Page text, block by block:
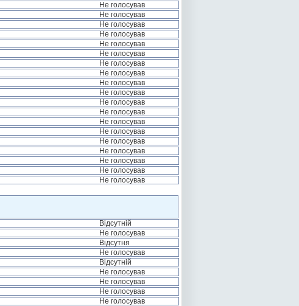
Не голосував
Не голосував
Не голосував
Не голосував
Не голосував
Не голосував
Не голосував
Не голосував
Не голосував
Не голосував
Не голосував
Не голосував
Не голосував
Не голосував
Не голосував
Не голосував
Не голосував
Не голосував
Не голосував
Відсутній
Не голосував
Відсутня
Не голосував
Відсутній
Не голосував
Не голосував
Не голосував
Не голосував